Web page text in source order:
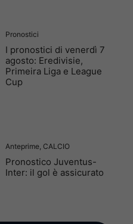
Pronostici
I pronostici di venerdì 7
agosto: Eredivisie,
Primeira Liga e League
Cup
Anteprime, CALCIO
Pronostico Juventus-
Inter: il gol è assicurato